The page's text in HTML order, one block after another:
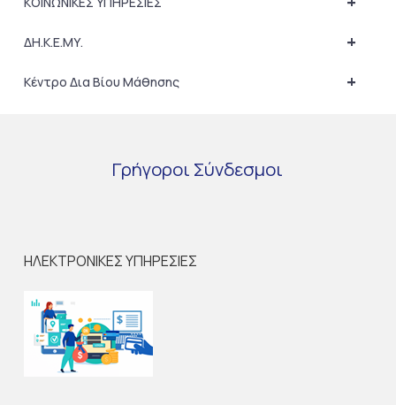
+
ΔΗ.Κ.Ε.ΜΥ.
+
Κέντρο Δια Βίου Μάθησης
Γρήγοροι Σύνδεσμοι
ΗΛΕΚΤΡΟΝΙΚΕΣ ΥΠΗΡΕΣΙΕΣ